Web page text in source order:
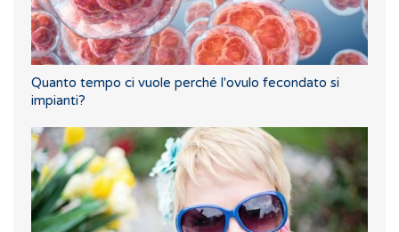
Quanto tempo ci vuole perché l'ovulo fecondato si
impianti?